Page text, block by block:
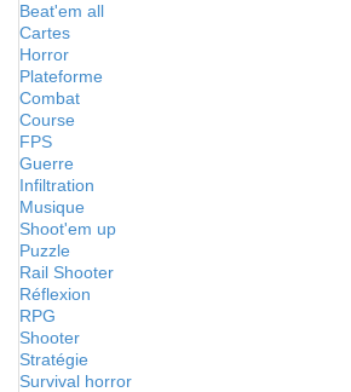
Beat'em all
Cartes
Horror
Plateforme
Combat
Course
FPS
Guerre
Infiltration
Musique
Shoot'em up
Puzzle
Rail Shooter
Réflexion
RPG
Shooter
Stratégie
Survival horror